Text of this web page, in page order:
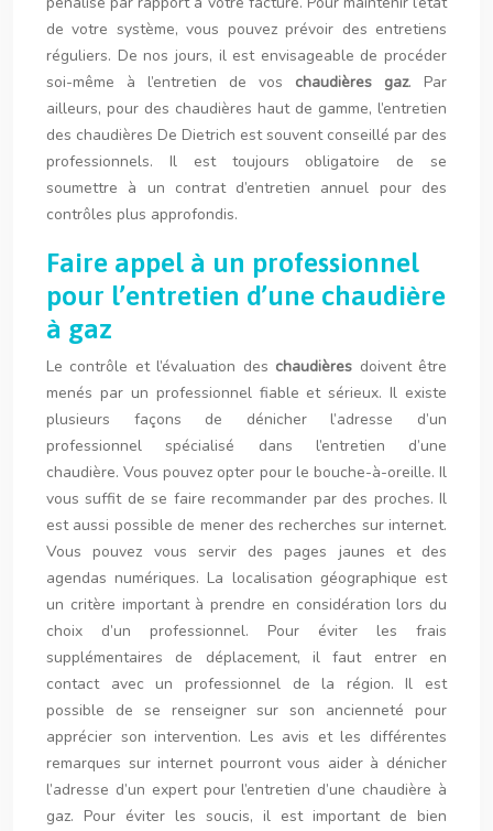
de votre système, vous pouvez prévoir des entretiens
réguliers. De nos jours, il est envisageable de procéder
soi-même à l’entretien de vos chaudières gaz. Par
ailleurs, pour des chaudières haut de gamme, l’entretien
des chaudières De Dietrich est souvent conseillé par des
professionnels. Il est toujours obligatoire de se
soumettre à un contrat d’entretien annuel pour des
contrôles plus approfondis.
Faire appel à un professionnel
pour l’entretien d’une chaudière
à gaz
Le contrôle et l’évaluation des chaudières doivent être
menés par un professionnel fiable et sérieux. Il existe
plusieurs façons de dénicher l’adresse d’un
professionnel spécialisé dans l’entretien d’une
chaudière. Vous pouvez opter pour le bouche-à-oreille. Il
vous suffit de se faire recommander par des proches. Il
est aussi possible de mener des recherches sur internet.
Vous pouvez vous servir des pages jaunes et des
agendas numériques. La localisation géographique est
un critère important à prendre en considération lors du
choix d’un professionnel. Pour éviter les frais
supplémentaires de déplacement, il faut entrer en
contact avec un professionnel de la région. Il est
possible de se renseigner sur son ancienneté pour
apprécier son intervention. Les avis et les différentes
remarques sur internet pourront vous aider à dénicher
l’adresse d’un expert pour l’entretien d’une chaudière à
gaz. Pour éviter les soucis, il est important de bien